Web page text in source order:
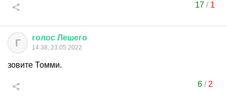
17 / 1
Г голос Лешего
14:38, 23.05.2022
зовите Томми.
6/ 2